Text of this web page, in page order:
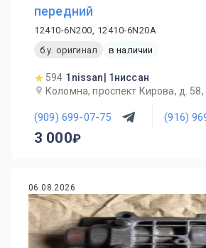
передний
12410-6N200, 12410-6N20A
б.у. оригинал
в наличии
594 1nissan| 1ниссан
Коломна, проспект Кирова, д.
(909) 699-07-75 (916)
3 000
06.08.2026